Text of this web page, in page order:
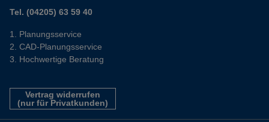
Tel. (04205) 63 59 40
Planungsservice
CAD-Planungsservice
Hochwertige Beratung
Vertrag widerrufen
(nur für Privatkunden)